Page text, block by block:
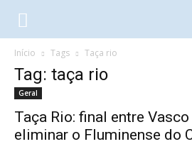
Início Tags Taça rio
Tag: taça rio
Geral
Taça Rio: final entre
eliminar o Fluminense do